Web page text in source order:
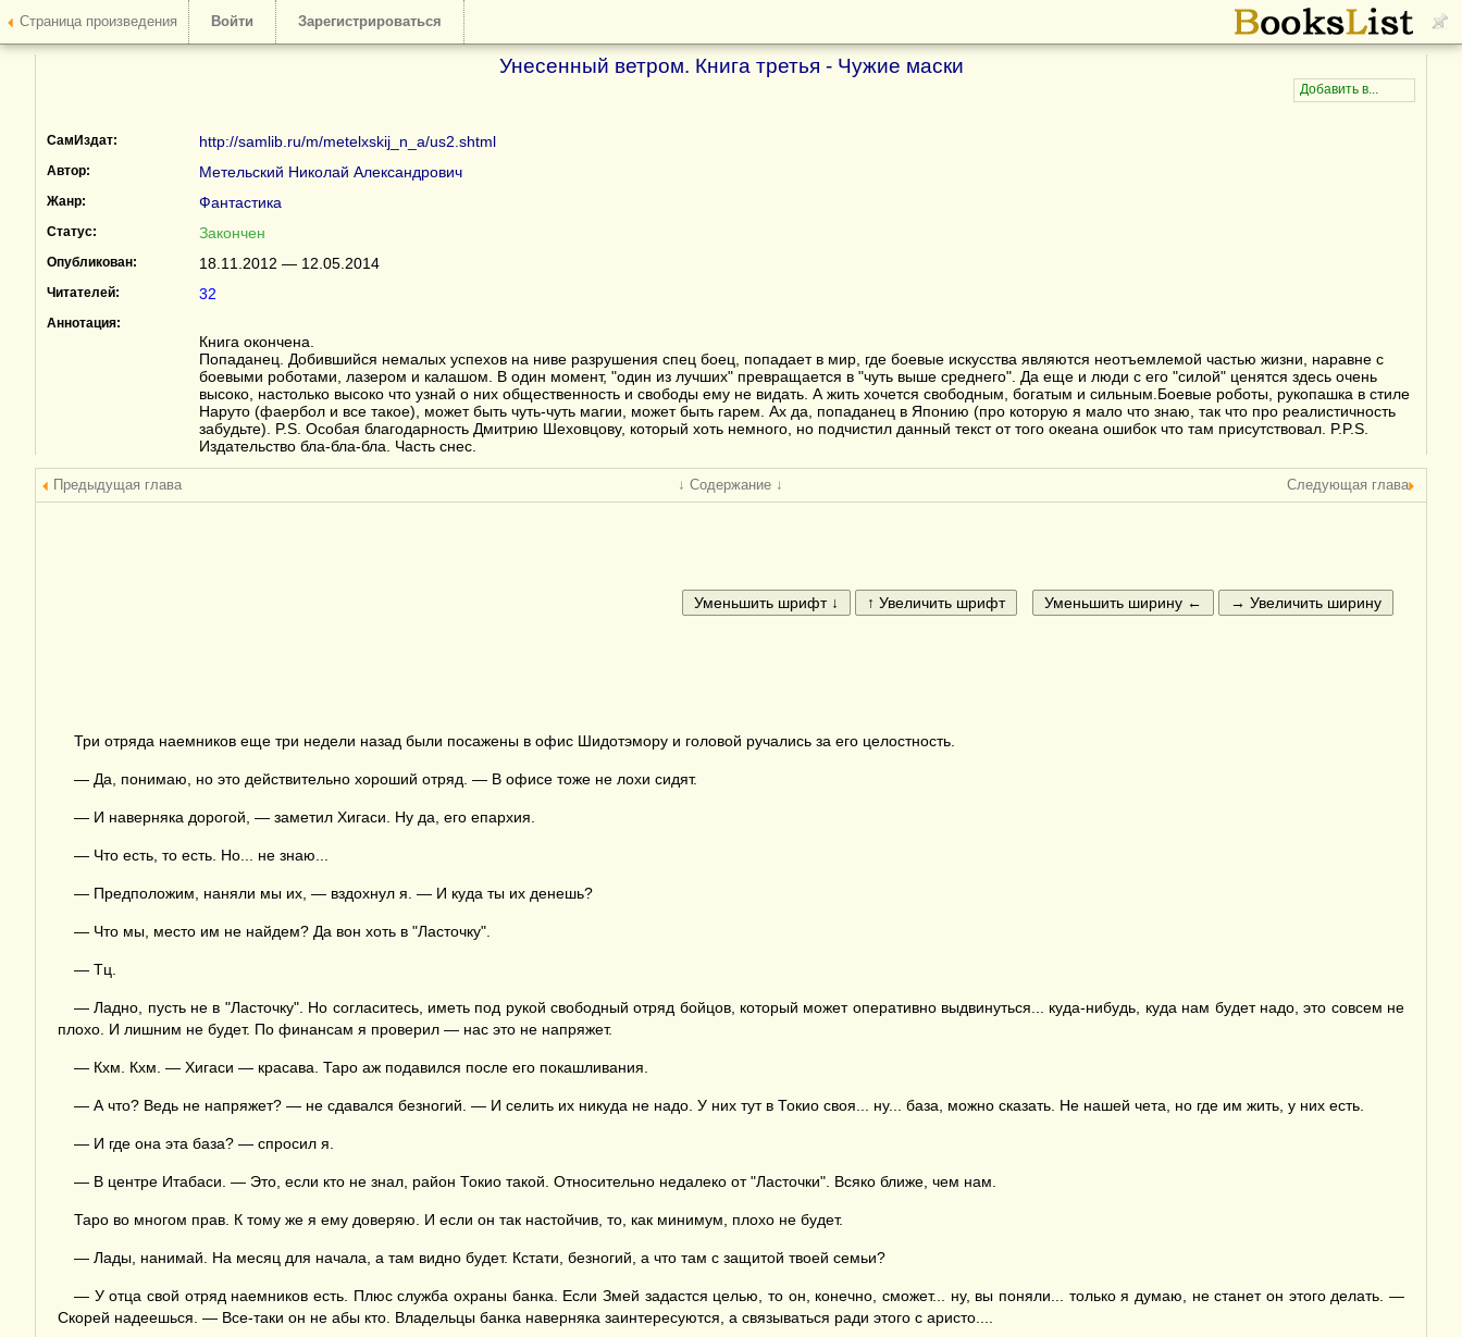
Страница произведения Войти Зарегистрироваться
Унесенный ветром. Книга третья - Чужие маски
СамИздат: http://samlib.ru/m/metelxskij_n_a/us2.shtml
Автор: Метельский Николай Александрович
Жанр: Фантастика
Статус: Закончен
Опубликован: 18.11.2012 — 12.05.2014
Читателей: 32
Аннотация:
Книга окончена.
Попаданец. Добившийся немалых успехов на ниве разрушения спец боец, попадает в мир, где боевые искусства являются неотъемлемой частью жизни, наравне с
боевыми роботами, лазером и калашом. В один момент, "один из лучших" превращается в "чуть выше среднего". Да еще и люди с его "силой" ценятся здесь очень
высоко, настолько высоко что узнай о них общественность и свободы ему не видать. А жить хочется свободным, богатым и сильным.Боевые роботы, рукопашка в стиле
Наруто (фаербол и все такое), может быть чуть-чуть магии, может быть гарем. Ах да, попаданец в Японию (про которую я мало что знаю, так что про реалистичность
забудьте). P.S. Особая благодарность Дмитрию Шеховцову, который хоть немного, но подчистил данный текст от того океана ошибок что там присутствовал. P.P.S.
Издательство бла-бла-бла. Часть снес.
Предыдущая глава ↓ Содержание ↓ Следующая глава
Три отряда наемников еще три недели назад были посажены в офис Шидотэмору и головой ручались за его целостность.
— Да, понимаю, но это действительно хороший отряд. — В офисе тоже не лохи сидят.
— И наверняка дорогой, — заметил Хигаси. Ну да, его епархия.
— Что есть, то есть. Но... не знаю...
— Предположим, наняли мы их, — вздохнул я. — И куда ты их денешь?
— Что мы, место им не найдем? Да вон хоть в "Ласточку".
— Тц.
— Ладно, пусть не в "Ласточку". Но согласитесь, иметь под рукой свободный отряд бойцов, который может оперативно выдвинуться... куда-нибудь, куда нам будет надо, это совсем не
плохо. И лишним не будет. По финансам я проверил — нас это не напряжет.
— Кхм. Кхм. — Хигаси — красава. Таро аж подавился после его покашливания.
— А что? Ведь не напряжет? — не сдавался безногий. — И селить их никуда не надо. У них тут в Токио своя... ну... база, можно сказать. Не нашей чета, но где им жить, у них есть.
— И где она эта база? — спросил я.
— В центре Итабаси. — Это, если кто не знал, район Токио такой. Относительно недалеко от "Ласточки". Всяко ближе, чем нам.
Таро во многом прав. К тому же я ему доверяю. И если он так настойчив, то, как минимум, плохо не будет.
— Лады, нанимай. На месяц для начала, а там видно будет. Кстати, безногий, а что там с защитой твоей семьи?
— У отца свой отряд наемников есть. Плюс служба охраны банка. Если Змей задастся целью, то он, конечно, сможет... ну, вы поняли... только я думаю, не станет он этого делать. —
Скорей надеешься. — Все-таки он не абы кто. Владельцы банка наверняка заинтересуются, а связываться ради этого с аристо....